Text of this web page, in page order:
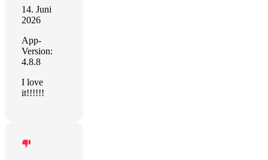
14. Juni
2026
App-
Version:
4.8.8
I love
it!!!!!!